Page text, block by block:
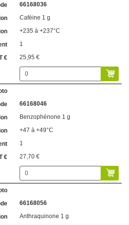
66168036
Caféine 1 g
+235 à +237°C
1
25,95 €
66168046
Benzophénone 1 g
+47 à +49°C
1
27,70 €
66168056
Anthraquinone 1 g